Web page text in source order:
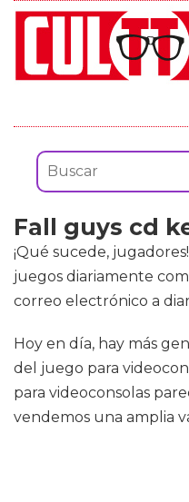
Fall guys cd
¡Qué sucede,
juegos diariamente
correo electrónico a
Hoy en día, hay más
del juego para
para videoconsolas
vendemos una amplia